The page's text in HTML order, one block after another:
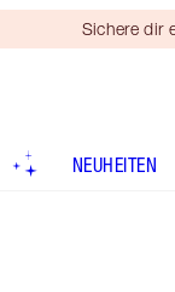
Sichere dir
NEUHEITEN